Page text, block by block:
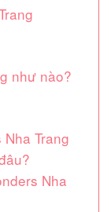
như nào?
Trang
Nha